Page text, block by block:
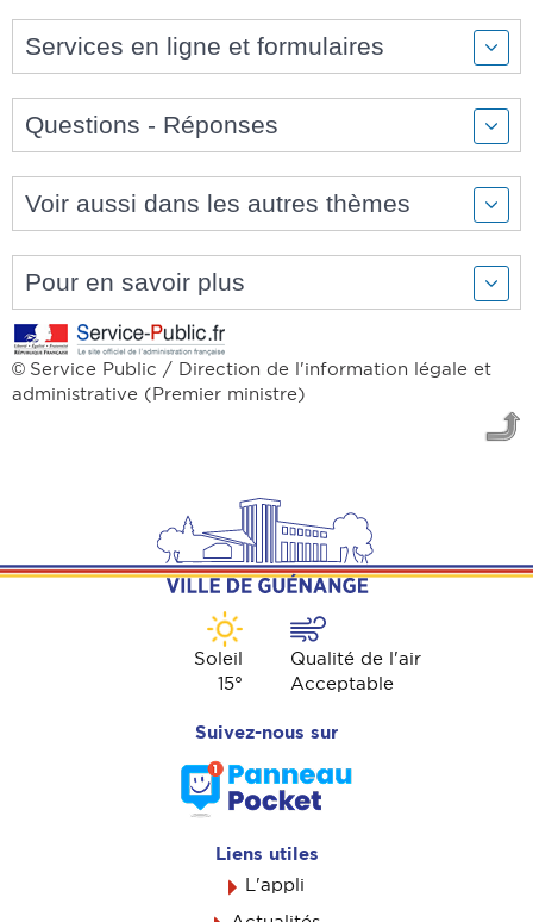
Services en ligne et formulaires
Questions - Réponses
Voir aussi dans les autres thèmes
Pour en savoir plus
© Service Public / Direction de l'information légale et
administrative (Premier ministre)
Soleil
15°
Qualité de l'air
Acceptable
Suivez-nous sur
Liens utiles
L'appli